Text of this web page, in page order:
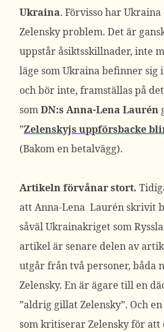
Ukraina. Förvisso har
Zelensky problem. Det är
uppstår åsiktsskillnader, inte
läge som Ukraina befinner sig
och bör inte, framställas på
somDN:s Anna-Lena Laurén
”Zelenskyjs uppförsbacke
(Bakom en betalvägg).
Artikeln förvånar stort.
att Anna-Lena Laurén skrivit
såväl Ukrainakriget som
artikel är senare delen av
utgår från två personer, båda
Zelensky. En är ägare till en
”aldrig gillat Zelensky”. Och
som kritiserar Zelensky för att